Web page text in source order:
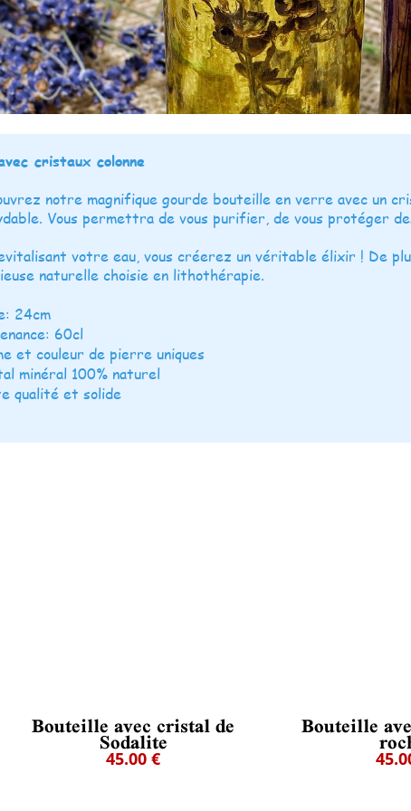
cristaux colonne
notre magnifique gourde bouteille en verre avec un
Vous permettra de vous purifier, de vous protéger
votre eau, vous créerez un véritable élixir ! De
naturelle choisie en lithothérapie.
24cm
60cl
et couleur de pierre uniques
minéral 100% naturel
qualité et solide
Bouteille avec cristal de
Sodalite
45.00 €
Bouteille